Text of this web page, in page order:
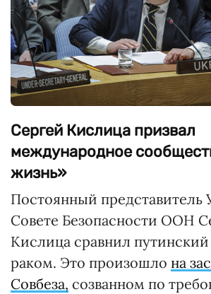
Сергей Кислица призвал
международное
жизнь»
Постоянный представитель
Совете Безопасности ООН
Кислица сравнил
раком. Это произошло на
Совбеза, созванном по